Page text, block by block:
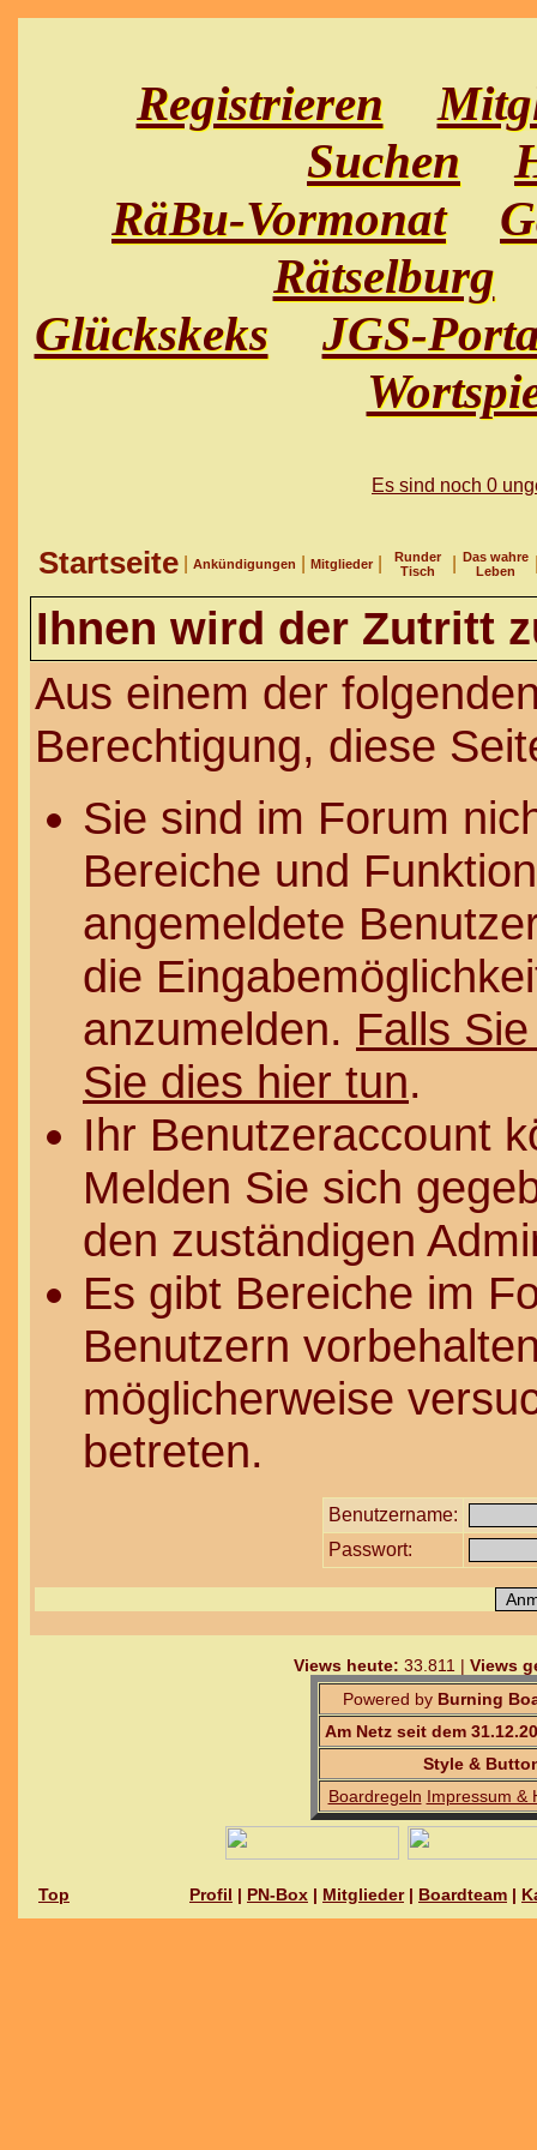
Registrieren
Suchen
RäBu-Vormonat
Rätselburg
Glückskeks
JGS-
Es sind noch 0
Startseite Ankündigungen Mitglieder
Runder
Tisch
Das wahre
Leben
Ihnen wird der Zutritt
Aus einem der
Berechtigung, diese
Sie sind im Forum
Bereiche und
angemeldete
die
anzumelden. Falls
Sie dies hier tun.
Ihr Benutzeraccount
Melden Sie sich
den zuständigen
Es gibt Bereiche im
Benutzern
möglicherweise
betreten.
Benutzername:
Passwort:
Views heute: 33.811 | Views
Powered by Burning
Am Netz seit dem
Style &
Boardregeln Impressum &
Top Profil | PN-Box | Mitglieder| Boardteam |